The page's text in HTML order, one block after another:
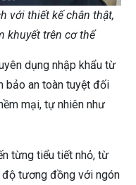
với thiết kế chân thật,
khuyết trên cơ thể
dụng nhập khẩu từ
bảo an toàn tuyệt đối
mại, tự nhiên như
từng tiểu tiết nhỏ, từ
tương đồng với ngón